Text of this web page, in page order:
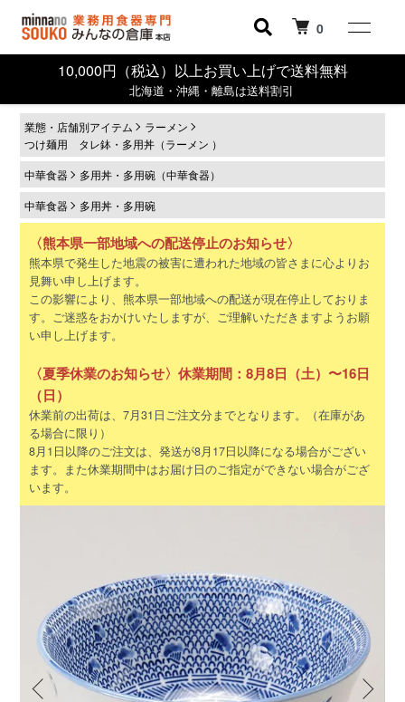
0
10,000円（税込）以上お買い上げで送料無料
北海道・沖縄・離島は送料割引
業態・店舗別アイテム
ラーメン
つけ麺用 タレ鉢・多用丼（ラーメン ）
中華食器
多用丼・多用碗（中華食器）
中華食器
多用丼・多用碗
〈熊本県一部地域への配送停止のお知らせ〉
熊本県で発生した地震の被害に遭われた地域の皆さまに心よりお
見舞い申し上げます。
この影響により、熊本県一部地域への配送が現在停止しておりま
す。ご迷惑をおかけいたしますが、ご理解いただきますようお願
い申し上げます。
〈夏季休業のお知らせ〉休業期間：8月8日（土）〜16日
（日）
休業前の出荷は、7月31日ご注文分までとなります。（在庫があ
る場合に限り）
8月1日以降のご注文は、発送が8月17日以降になる場合がござい
ます。また休業期間中はお届け日のご指定ができない場合がござ
います。